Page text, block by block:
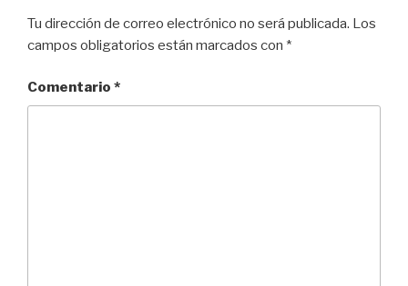
Tu dirección de correo electrónico no será publicada. Los
campos obligatorios están marcados con *
Comentario *